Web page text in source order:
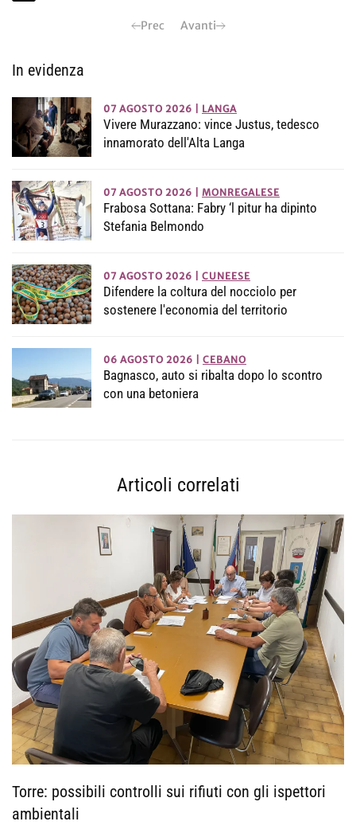
Prec Avanti
In evidenza
07 AGOSTO 2026 LANGA
Vivere Murazzano: vince Justus, tedesco
innamorato dell'Alta Langa
07 AGOSTO 2026 MONREGALESE
Frabosa Sottana: Fabry ‘l pitur ha dipinto
Stefania Belmondo
07 AGOSTO 2026 CUNEESE
Difendere la coltura del nocciolo per
sostenere l'economia del territorio
06 AGOSTO 2026 CEBANO
Bagnasco, auto si ribalta dopo lo scontro
con una betoniera
Articoli correlati
Torre: possibili controlli sui rifiuti con gli ispettori
ambientali